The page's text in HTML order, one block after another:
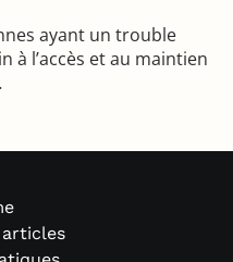
ayant un trouble
à l’accès et au maintien
articles